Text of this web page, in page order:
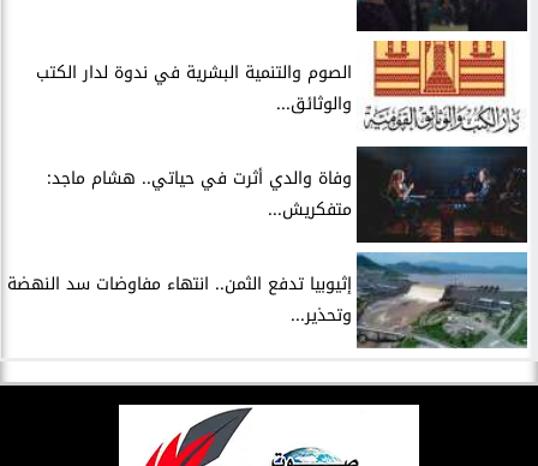
الصوم والتنمية البشرية في ندوة لدار الكتب
والوثائق...
وفاة والدي أثرت في حياتي.. هشام ماجد:
متفكريش...
إثيوبيا تدفع الثمن.. انتهاء مفاوضات سد النهضة
وتحذير...